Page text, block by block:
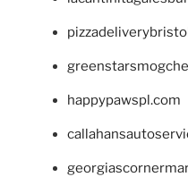
happypawspl.com